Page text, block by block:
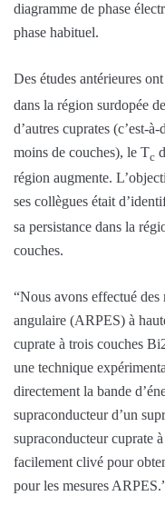
diagramme de phase
phase habituel.
Des études antérieures
dans la région surdopée
d’autres cuprates (c’est-
moins de couches), le Tc
région augmente.
ses collègues était
sa persistance dans la
couches.
“Nous avons effectué des
angulaire (ARPES) à
cuprate à trois couches
une technique
directement la bande
supraconducteur d’un
supraconducteur cuprate
facilement clivé pour
pour les mesures